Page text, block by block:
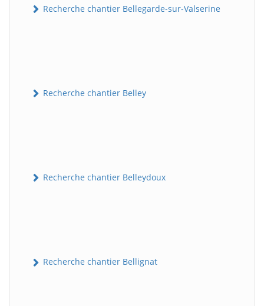
Recherche chantier Bellegarde-sur-Valserine
Recherche chantier Belley
Recherche chantier Belleydoux
Recherche chantier Bellignat